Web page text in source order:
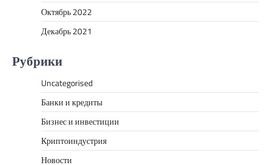
Октябрь 2022
Декабрь 2021
Рубрики
Uncategorised
Банки и кредиты
Бизнес и инвестиции
Криптоиндустрия
Новости